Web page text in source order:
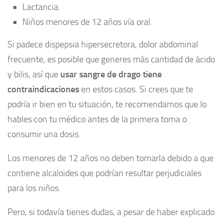
Lactancia.
Niños menores de 12 años vía oral.
Si padece dispepsia hipersecretora, dolor abdominal
frecuente, es posible que generes más cantidad de ácido
y bilis, así que usar sangre de drago tiene
contraindicaciones en estos casos. Si crees que te
podría ir bien en tu situación, te recomendamos que lo
hables con tu médico antes de la primera toma o
consumir una dosis.
Los menores de 12 años no deben tomarla debido a que
contiene alcaloides que podrían resultar perjudiciales
para los niños.
Pero, si todavía tienes dudas, a pesar de haber explicado